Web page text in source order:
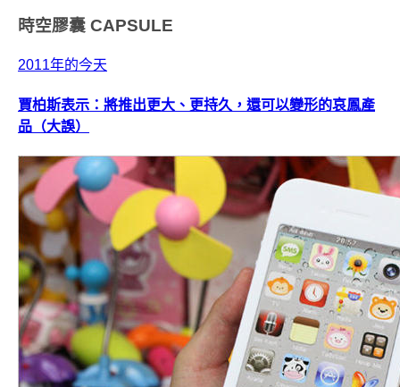
時空膠囊 CAPSULE
2011年的今天
賈柏斯表示：將推出更大、更持久，還可以變形的哀鳳產
品（大誤）